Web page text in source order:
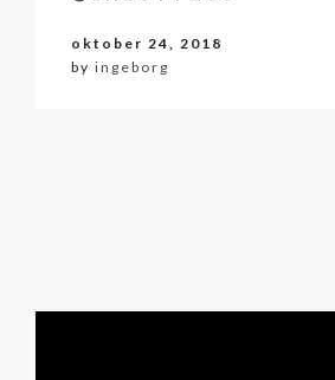
oktober 24, 2018
by ingeborg